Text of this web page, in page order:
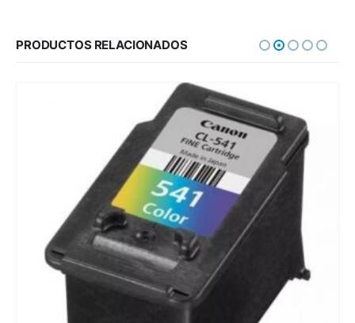
PRODUCTOS RELACIONADOS